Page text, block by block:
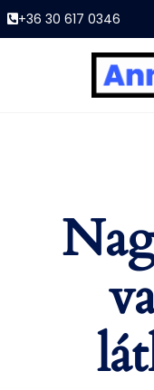
+36 30 617 0346